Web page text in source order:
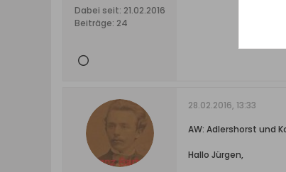
Dabei seit: 21.02.2016
Beiträge: 24
28.02.2016, 13:33
AW: Adlershorst und
Hallo Jürgen,